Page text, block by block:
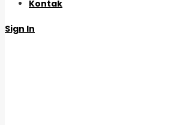
Kontak
Sign In